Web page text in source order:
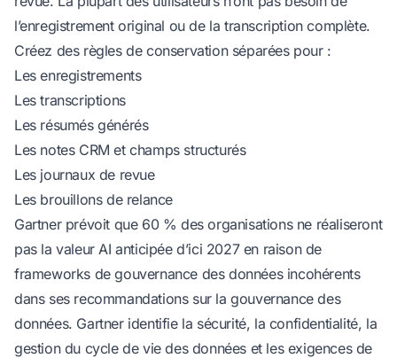
l’enregistrement original ou de la transcription complète.
Créez des règles de conservation séparées pour :
Les enregistrements
Les transcriptions
Les résumés générés
Les notes CRM et champs structurés
Les journaux de revue
Les brouillons de relance
Gartner prévoit que 60 % des organisations ne réaliseront
pas la valeur AI anticipée d’ici 2027 en raison de
frameworks de gouvernance des données incohérents
dans ses recommandations sur la gouvernance des
données. Gartner identifie la sécurité, la confidentialité, la
gestion du cycle de vie des données et les exigences de